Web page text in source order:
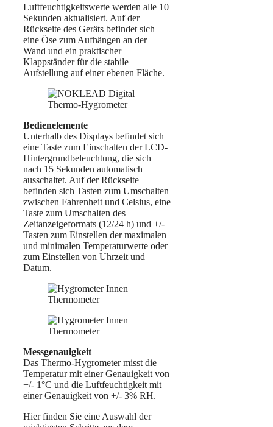
Luftfeuchtigkeitswerte werden alle 10
Sekunden aktualisiert. Auf der
Rückseite des Geräts befindet sich
eine Öse zum Aufhängen an der
Wand und ein praktischer
Klappständer für die stabile
Aufstellung auf einer ebenen Fläche.
Bedienelemente
Unterhalb des Displays befindet sich
eine Taste zum Einschalten der LCD-
Hintergrundbeleuchtung, die sich
nach 15 Sekunden automatisch
ausschaltet. Auf der Rückseite
befinden sich Tasten zum Umschalten
zwischen Fahrenheit und Celsius, eine
Taste zum Umschalten des
Zeitanzeigeformats (12/24 h) und +/-
Tasten zum Einstellen der maximalen
und minimalen Temperaturwerte oder
zum Einstellen von Uhrzeit und
Datum.
Messgenauigkeit
Das Thermo-Hygrometer misst die
Temperatur mit einer Genauigkeit von
+/- 1°C und die Luftfeuchtigkeit mit
einer Genauigkeit von +/- 3% RH.
Hier finden Sie eine Auswahl der